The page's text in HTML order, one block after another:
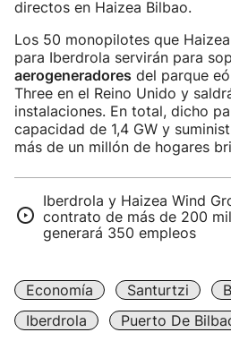
directos en Haizea Bilbao.
Los 50 monopilotes que
para Iberdrola servirán para
aerogeneradores del parque
Three en el Reino Unido y
instalaciones. En total, dicho
capacidad de 1,4 GW y
más de un millón de hogares
Iberdrola y Haizea Wind
contrato de más de 200
generará 350 empleos
Economía Santurtzi
Iberdrola
Puerto De